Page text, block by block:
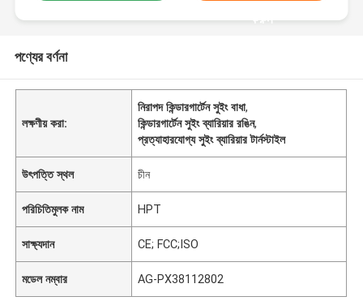
করুন
পণ্যের বর্ণনা
লক্ষণীয় করা:
নিরাপদ কিন্ডারগার্টেন সুইং বাধা,
কিন্ডারগার্টেন সুইং ব্যারিয়ার রঙিন,
প্রত্যাহারযোগ্য সুইং ব্যারিয়ার টার্নস্টাইল
উৎপত্তি স্থল চীন
পরিচিতিমুলক নাম HPT
সাক্ষ্যদান CE; FCC;ISO
মডেল নম্বার AG-PX38112802